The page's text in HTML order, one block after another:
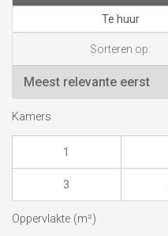
Te huur
Sorteren op:
Kamers
1
3
Oppervlakte (m²)